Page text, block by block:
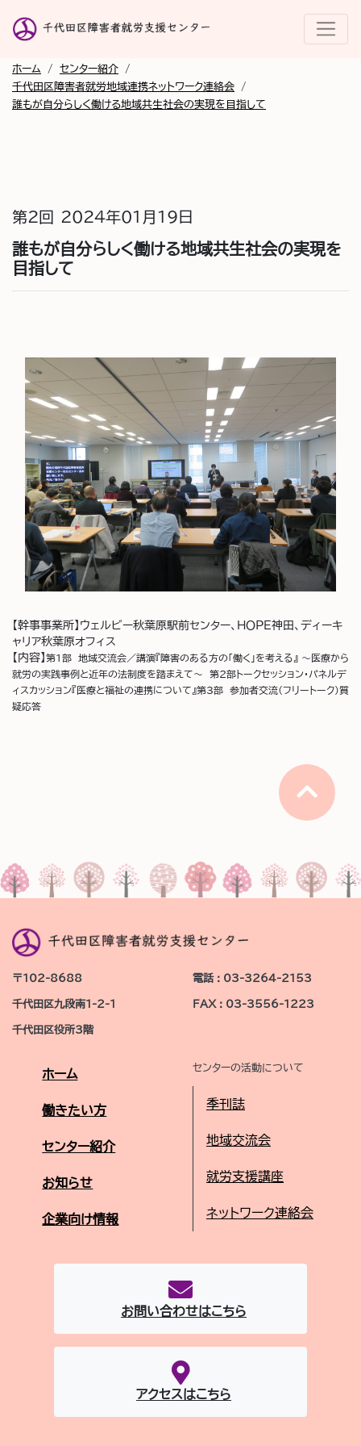
ホーム / センター紹介
/
千代田区障害者就労地域連携ネットワーク連絡会
/
誰もが自分らしく働ける地域共生社会の実現を目指して
第2回 2024年01月19日
誰もが自分らしく働ける地域共生社会の実現を
目指して
【幹事事業所】 ウェルビー秋葉原駅前センター、ＨＯＰＥ神田、ディーキ
ャリア秋葉原オフィス
【内容】 第1部 地域交流会／講演『障害のある方の「働く」を考える』 ～医療から
就労の実践事例と近年の法制度を踏まえて～ 第2部トークセッション・パネルデ
ィスカッション『医療と福祉の連携について』第3部 参加者交流（フリートーク）質
疑応答
〒102-8688
千代田区九段南1-2-1
千代田区役所3階
電話 : 03-3264-2153
FAX : 03-3556-1223
ホーム
働きたい方
センター紹介
お知らせ
企業向け情報
センターの活動について
季刊誌
地域交流会
就労支援講座
ネットワーク連絡会
お問い合わせはこちら
アクセスはこちら